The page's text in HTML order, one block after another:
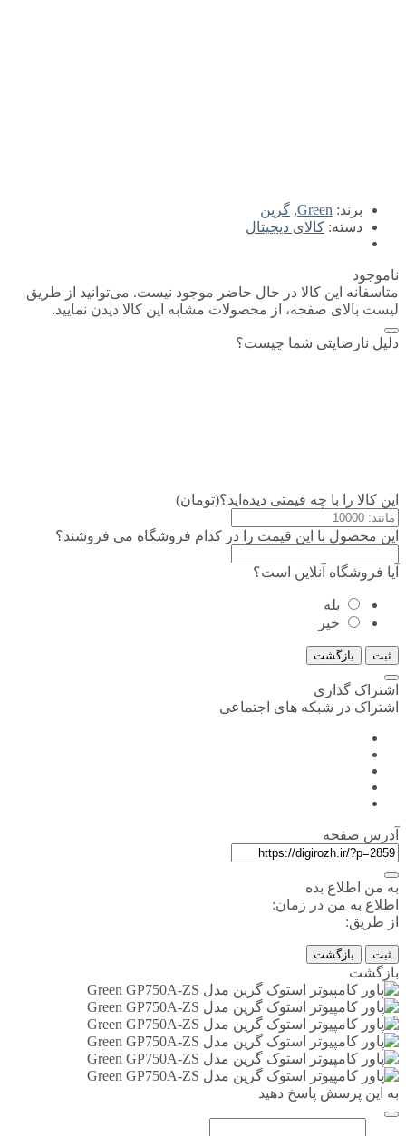
برند: Green
, گرین
دسته: کالای دیجیتال
ناموجود
متاسفانه این کالا در حال حاضر موجود نیست. می‌توانید از طریق
لیست بالای صفحه، از محصولات مشابه این کالا دیدن نمایید.
دلیل نارضایتی شما چیست؟
این کالا را با چه قیمتی دیده‌اید؟(تومان)
این محصول با این قیمت را در کدام فروشگاه می فروشند؟
آیا فروشگاه آنلاین است؟
بله
خیر
ثبت بازگشت
اشتراک گذاری
اشتراک در شبکه های اجتماعی
آدرس صفحه
به من اطلاع بده
اطلاع به من در زمان:
از طریق:
ثبت بازگشت
بازگشت
به این پرسش پاسخ دهید